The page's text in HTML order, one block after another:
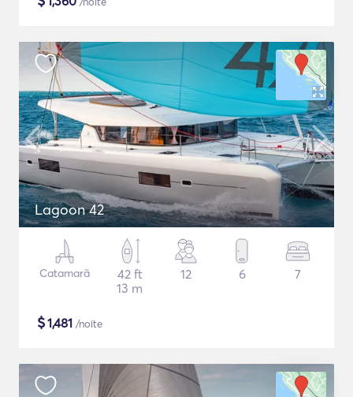
Lagoon 42
Catamarã
42 ft
13 m
12 6 7
$1,481 /noite